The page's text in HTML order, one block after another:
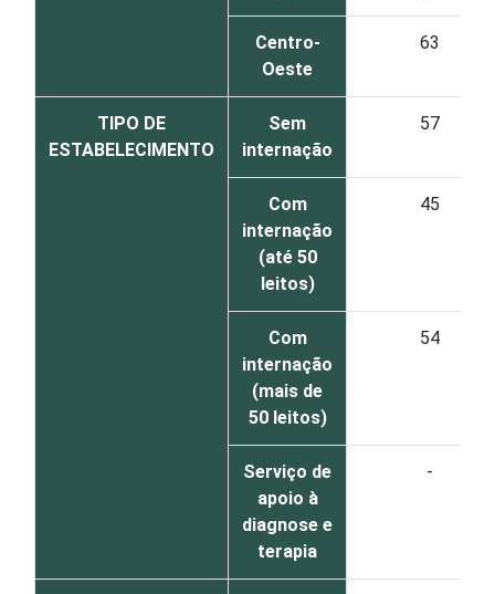
Centro-
Oeste
63
TIPO DE
ESTABELECIMENTO
Sem
internação
57
Com
internação
(até 50
leitos)
45
Com
internação
(mais de
50 leitos)
54
Serviço de
apoio à
diagnose e
terapia
-